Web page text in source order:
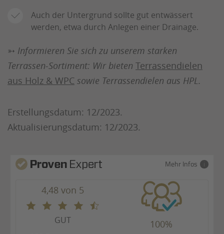
Auch der Untergrund sollte gut entwässert
werden, etwa durch Anlegen einer Drainage.
➳ Informieren Sie sich zu unserem starken
Terrassen-Sortiment: Wir bieten Terrassendielen
aus Holz & WPC sowie Terrassendielen aus HPL.
Erstellungsdatum: 12/2023.
Aktualisierungsdatum: 12/2023.
Mehr Infos
4,48 von 5
GUT
100%